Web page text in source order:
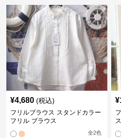
¥4,680 (税込)
フリルブラウス スタンドカラー
フリル ブラウス
全2色
¥